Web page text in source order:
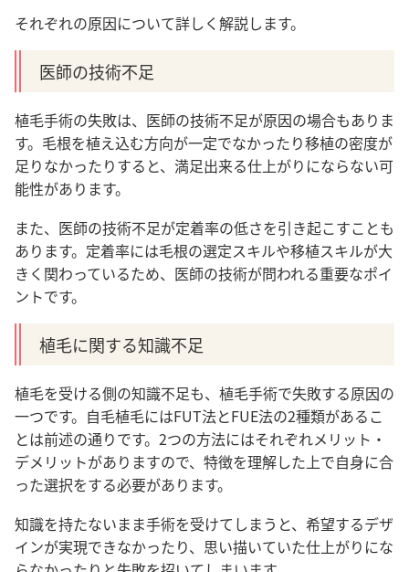
それぞれの原因について詳しく解説します。
医師の技術不足
植毛手術の失敗は、医師の技術不足が原因の場合もありま
す。毛根を植え込む方向が一定でなかったり移植の密度が
足りなかったりすると、満足出来る仕上がりにならない可
能性があります。
また、医師の技術不足が定着率の低さを引き起こすことも
あります。定着率には毛根の選定スキルや移植スキルが大
きく関わっているため、医師の技術が問われる重要なポイ
ントです。
植毛に関する知識不足
植毛を受ける側の知識不足も、植毛手術で失敗する原因の
一つです。自毛植毛にはFUT法とFUE法の2種類があるこ
とは前述の通りです。2つの方法にはそれぞれメリット・
デメリットがありますので、特徴を理解した上で自身に合
った選択をする必要があります。
知識を持たないまま手術を受けてしまうと、希望するデザ
インが実現できなかったり、思い描いていた仕上がりにな